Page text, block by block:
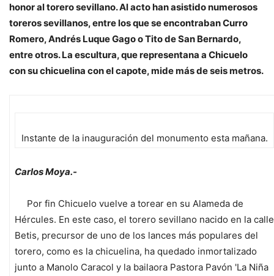
honor al torero sevillano. Al acto han asistido numerosos
toreros sevillanos, entre los que se encontraban Curro
Romero, Andrés Luque Gago o Tito de San Bernardo,
entre otros. La escultura, que representana a Chicuelo
con su chicuelina con el capote, mide más de seis metros.
Instante de la inauguración del monumento esta mañana.
Carlos Moya.-
Por fin Chicuelo vuelve a torear en su Alameda de
Hércules. En este caso, el torero sevillano nacido en la calle
Betis, precursor de uno de los lances más populares del
torero, como es la chicuelina, ha quedado inmortalizado
junto a Manolo Caracol y la bailaora Pastora Pavón 'La Niña